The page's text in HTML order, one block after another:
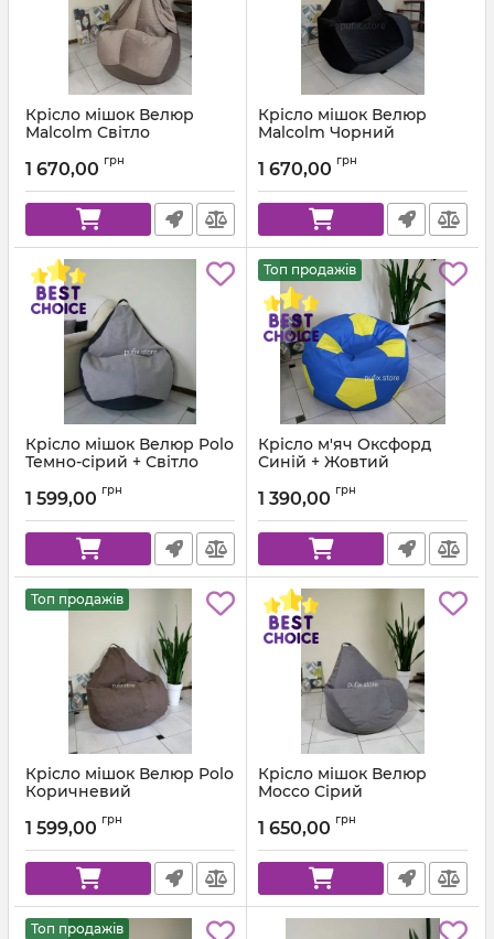
Крісло мішок Велюр
Malcolm Світло
Артикул: km-malcolm-22-l
1 670,00 грн
Крісло мішок Велюр
Malcolm Чорний
1 670,00 грн
Крісло мішок Велюр Polo
Темно-сірий + Світло
Артикул: km-polo-17-16-l
1 599,00 грн
Топ продажів
Крісло м'яч Оксфорд
Синій + Жовтий
1 390,00 грн
Топ продажів
Крісло мішок Велюр Polo
Коричневий
1 599,00 грн
Крісло мішок Велюр
Mocco Сірий
1 650,00 грн
Топ продажів